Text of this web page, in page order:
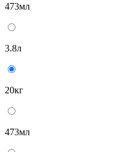
473мл
3.8л
20кг
473мл